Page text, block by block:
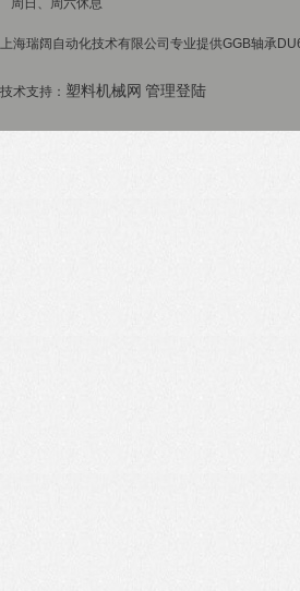
周日、周六休息
上海瑞阔自动化技术有限公司专业提供GGB轴承
技术支持： 塑料机械网 管理登陆